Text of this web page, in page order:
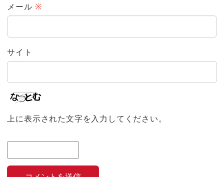
メール ※
サイト
上に表示された文字を入力してください。